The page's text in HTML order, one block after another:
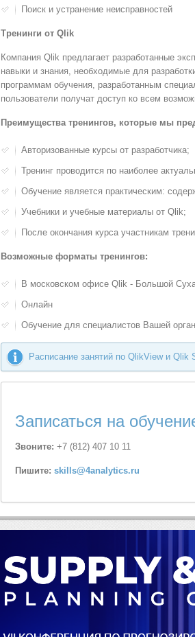
Поиск и устранение неисправностей
Тренинги от Qlik
Компания Qlik предлагает разработанные
навыки и знания, необходимые для
программам обучения, разработанным
пользователи получат доступ ко всем
Преимущества тренингов, которые мы
Авторизованные курсы от разработчика;
Тренинг проводится по наиболее
Обучение является практическим:
Учебники и учебные материалы от Qlik;
После окончания курса участникам
Возможные форматы тренингов:
В московском офисе Qlik - Большой
Онлайн
Обучение для специалистов Вашей
Расписание занятий по QlikView и Qlik
Записаться на
Звоните: +7 (812) 407 10 11
Пишите: skills@4analytics.ru